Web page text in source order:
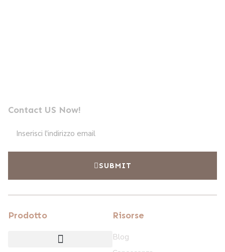
Contact US Now!
SUBMIT
Prodotto Risorse
Blog